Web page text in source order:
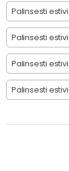
Palinsesti
Palinsesti
Palinsesti
Palinsesti